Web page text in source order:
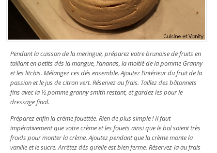
Pendant la cuisson de la meringue, préparez votre brunoise de fruits en
taillant en petits dés la mangue, l’ananas, la moitié de la pomme Granny
et les litchis. Mélangez ces dés ensemble. Ajoutez l’intérieur du fruit de la
passion et le jus de citron vert. Réservez au frais. Taillez des bâtonnets
fins avec la ½ pomme granny smith restant, et gardez les pour le
dressage final.
Préparez enfin la crème fouettée. Rien de plus simple ! Il faut
impérativement que votre crème et les fouets ainsi que le bol soient très
froids pour monter la crème. Ajoutez pendant que la crème monte la
vanille et le sucre. Arrêtez dès qu’elle est bien ferme. Réservez-la au frais